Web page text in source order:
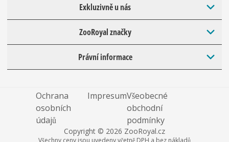
Exkluzivně u nás
ZooRoyal značky
Právní informace
Ochrana
osobních
údajů
ImpresumVšeobecné
obchodní
podmínky
Copyright © 2026 ZooRoyal.cz
Všechny ceny jsou uvedeny včetně DPH a bez nákladů